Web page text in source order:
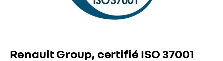
Renault Group, certifié ISO 37001